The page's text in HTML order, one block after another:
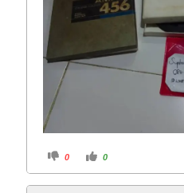
C
i
k
0
C
i
k
0